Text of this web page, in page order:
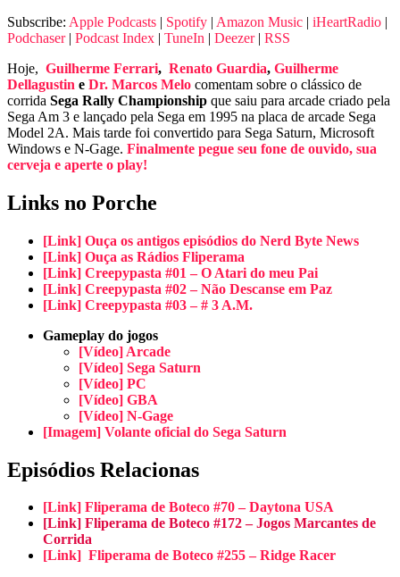
Subscribe: Apple Podcasts | Spotify | Amazon Music | iHeartRadio |
Podchaser| Podcast Index | TuneIn | Deezer| RSS
Hoje, Guilherme Ferrari, Renato Guardia, Guilherme
Dellagustin e Dr. Marcos Melo comentam sobre o clássico de
corrida Sega Rally Championship que saiu para arcade criado pela
Sega Am 3 e lançado pela Sega em 1995 na placa de arcade Sega
Model 2A. Mais tarde foi convertido para Sega Saturn, Microsoft
Windows e N-Gage. Finalmente pegue seu fone de ouvido, sua
cerveja e aperte o play!
Links no Porche
[Link] Ouça os antigos episódios do Nerd Byte News
[Link] Ouça as Rádios Fliperama
[Link] Creepypasta #01 – O Atari do meu Pai
[Link] Creepypasta #02 – Não Descanse em Paz
[Link] Creepypasta #03 – # 3 A.M.
Gameplay do jogos
[Vídeo] Arcade
[Vídeo] Sega Saturn
[Vídeo] PC
[Vídeo] GBA
[Vídeo] N-Gage
[Imagem] Volante oficial do Sega Saturn
Episódios Relacionas
[Link] Fliperama de Boteco #70 – Daytona USA
[Link] Fliperama de Boteco #172 – Jogos Marcantes de
Corrida
[Link] Fliperama de Boteco #255 – Ridge Racer